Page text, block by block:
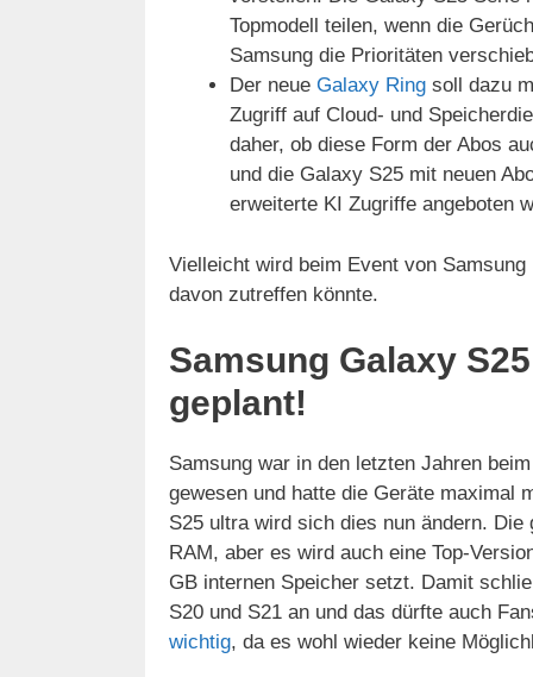
Topmodell teilen, wenn die
Samsung die Prioritäten
Der neue Galaxy Ring soll dazu
Zugriff auf Cloud- und
daher, ob diese Form der Abos
und die Galaxy S25 mit neuen
erweiterte KI Zugriffe angeboten
Vielleicht wird beim Event von
davon zutreffen könnte.
Samsung Galaxy
geplant!
Samsung war in den letzten Jahren
gewesen und hatte die Geräte maximal
S25 ultra wird sich dies nun ändern.
RAM, aber es wird auch eine Top-
GB internen Speicher setzt. Damit
S20 und S21 an und das dürfte auch
wichtig, da es wohl wieder keine